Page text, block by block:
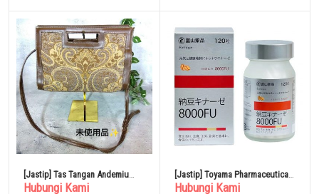
[Jastip] Tas Tangan Andemiu
Coklat
Hubungi Kami
[Jastip] Toyama Pharmaceutical
Natto Kinase 8000FU 120 Tablet
Hubungi Kami